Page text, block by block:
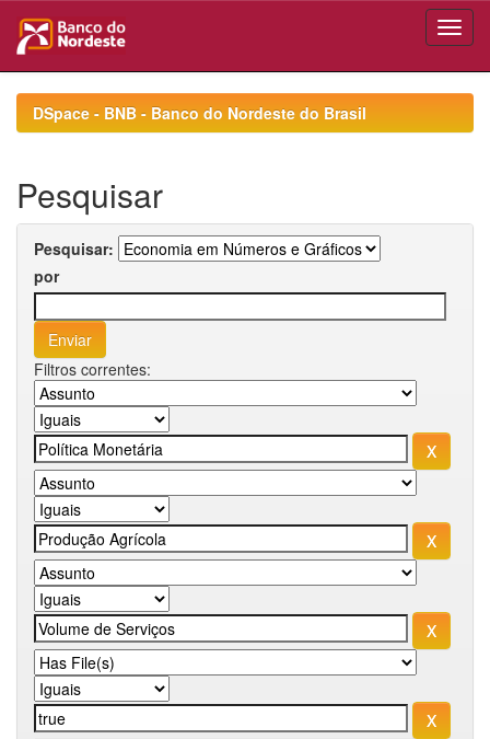
navigationDSpace - BNB - Banco do Nordeste do Brasil
Pesquisar
Pesquisar:
por
Filtros correntes: